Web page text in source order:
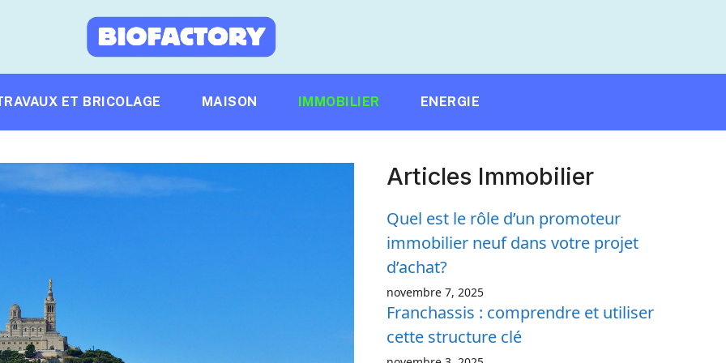
ET BRICOLAGE MAISON IMMOBILIER ENERGIE
Articles Immobilier
Quel est le rôle d’un promoteur
immobilier neuf dans votre projet
d’achat?
novembre 7, 2025
Franchassis : comprendre et utiliser
cette structure clé